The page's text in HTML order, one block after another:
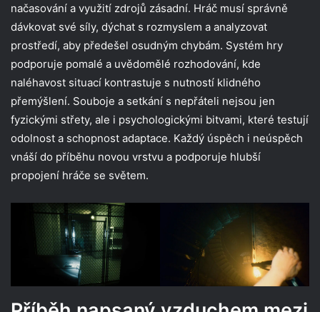
načasování a využití zdrojů zásadní. Hráč musí správně
dávkovat své síly, dýchat s rozmyslem a analyzovat
prostředí, aby předešel osudným chybám. Systém hry
podporuje pomalé a uvědomělé rozhodování, kde
naléhavost situací kontrastuje s nutností klidného
přemýšlení. Souboje a setkání s nepřáteli nejsou jen
fyzickými střety, ale i psychologickými bitvami, které testují
odolnost a schopnost adaptace. Každý úspěch i neúspěch
vnáší do příběhu novou vrstvu a podporuje hlubší
propojení hráče se světem.